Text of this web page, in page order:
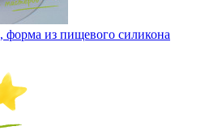
из пищевого силикона